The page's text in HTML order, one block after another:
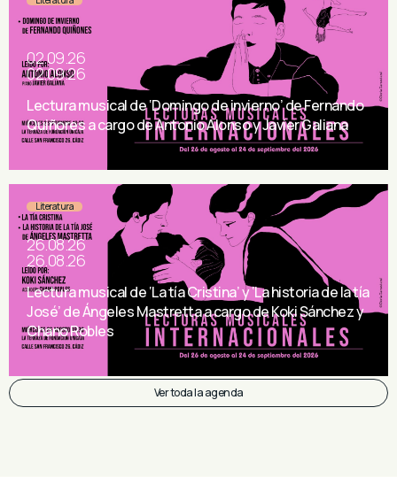
02.09.26
02.09.26
Lectura musical de ‘Domingo de invierno’ de Fernando
Quiñores a cargo de Antonio Alonso y Javier Galiana
Literatura
26.08.26
26.08.26
Lectura musical de ‘La tía Cristina’ y ‘La historia de la tía
José’ de Ángeles Mastretta a cargo de Koki Sánchez y
Chano Robles
Ver toda la agenda